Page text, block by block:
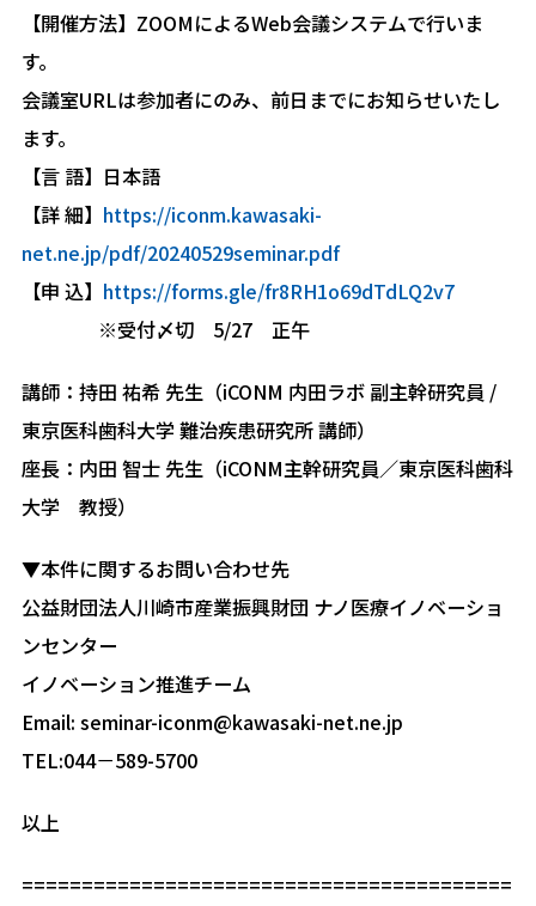
【開催方法】ZOOMによるWeb会議システムで行いま
す。
会議室URLは参加者にのみ、前日までにお知らせいたし
ます。
【言 語】日本語
【詳 細】 https://iconm.kawasaki-
net.ne.jp/pdf/20240529seminar.pdf
【申 込】 https://forms.gle/fr8RH1o69dTdLQ2v7
※受付〆切 5/27 正午
講師：持田 祐希 先生（iCONM 内田ラボ 副主幹研究員 /
東京医科歯科大学 難治疾患研究所 講師）
座長：内田 智士 先生（iCONM主幹研究員／東京医科歯科
大学 教授）
▼本件に関するお問い合わせ先
公益財団法人川崎市産業振興財団 ナノ医療イノベーショ
ンセンター
イノベーション推進チーム
Email: seminar-iconm@kawasaki-net.ne.jp
TEL:044－589-5700
以上
=========================================